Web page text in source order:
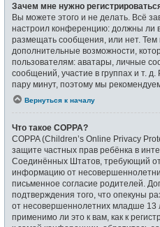
Зачем мне нужно
Вы можете этого и не делать. Всё
настроил конференцию: должны ли
размещать сообщения, или нет. Тем
дополнительные возможности,
пользователям: аватары, личные
сообщений, участие в группах и т. д.
пару минут, поэтому мы
Вернуться к началу
Что такое COPPA?
COPPA (Children’s Online Privacy
защите частных прав ребёнка в
Соединённых Штатов, требующий от
информацию от
письменное согласие родителей.
подтверждения того, что опекуны
от несовершеннолетних младше 13
применимо ли это к вам, как к